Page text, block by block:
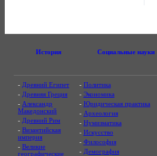
История Социальные науки
- Древний Египет
- Древняя Греция
- Александр
Македонский
- Древний Рим
- Византийская
империя
- Великие
географические
- Политика
- Экономика
- Юридическая практика
- Археология
- Нумизматика
- Искусство
- Философия
- Демография